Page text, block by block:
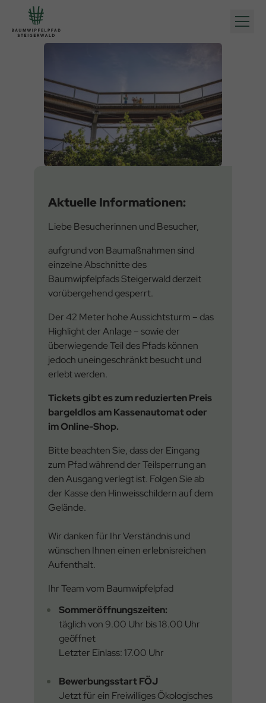
Inhalt
Footer
Hauptnavigation
Aktuelle Informationen:
Liebe Besucherinnen und Besucher,
aufgrund von Baumaßnahmen sind
einzelne Abschnitte des
Baumwipfelpfads Steigerwald derzeit
vorübergehend gesperrt.
Der 42 Meter hohe Aussichtsturm – das
Highlight der Anlage – sowie der
überwiegende Teil des Pfads können
jedoch uneingeschränkt besucht und
erlebt werden.
Tickets gibt es zum reduzierten Preis
bargeldlos am Kassenautomat oder
im Online-Shop.
Bitte beachten Sie, dass der Eingang
zum Pfad während der Teilsperrung an
den Ausgang verlegt ist. Folgen Sie ab
der Kasse den Hinweisschildern auf dem
Gelände.
Wir danken für Ihr Verständnis und
wünschen Ihnen einen erlebnisreichen
Aufenthalt.
Ihr Team vom Baumwipfelpfad
Sommeröffnungszeiten:
täglich von 9.00 Uhr bis 18.00 Uhr
geöffnet
Letzter Einlass: 17.00 Uhr
Bewerbungsstart FÖJ
Jetzt für ein Freiwilliges Ökologisches